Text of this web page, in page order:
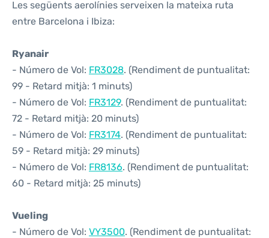
Les següents aerolínies serveixen la mateixa ruta
entre Barcelona i Ibiza:
Ryanair
- Número de Vol: FR3028. (Rendiment de puntualitat:
99 - Retard mitjà: 1 minuts)
- Número de Vol: FR3129. (Rendiment de puntualitat:
72 - Retard mitjà: 20 minuts)
- Número de Vol: FR3174. (Rendiment de puntualitat:
59 - Retard mitjà: 29 minuts)
- Número de Vol: FR8136. (Rendiment de puntualitat:
60 - Retard mitjà: 25 minuts)
Vueling
- Número de Vol: VY3500. (Rendiment de puntualitat: